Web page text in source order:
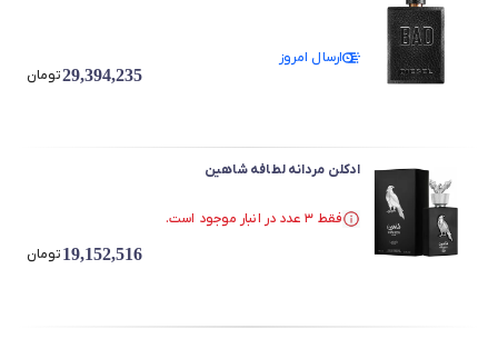
ارسال امروز
29,394,235تومان
ادکلن مردانه لطافه شاهین
فقط ۳ عدد در انبار موجود است.
19,152,516تومان